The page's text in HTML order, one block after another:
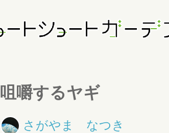
咀嚼するヤギ
さがやま なつき